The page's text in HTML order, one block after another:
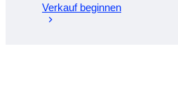
Verkauf beginnen